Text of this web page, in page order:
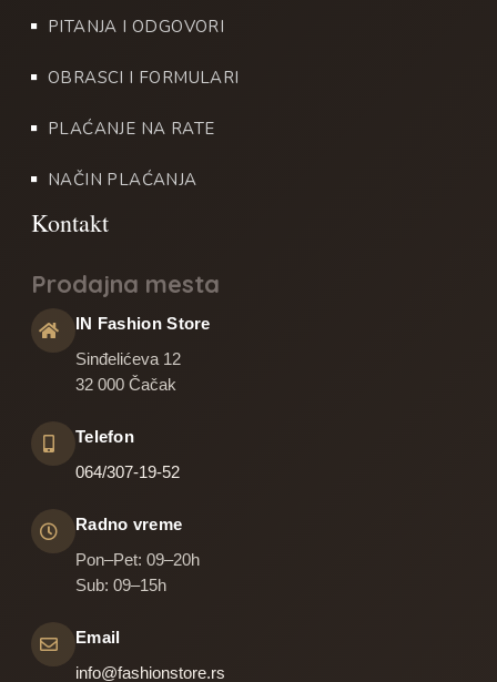
PITANJA I ODGOVORI
OBRASCI I FORMULARI
PLAĆANJE NA RATE
NAČIN PLAĆANJA
Prodajna mesta
IN Fashion Store
Sinđelićeva 12
32 000 Čačak
Telefon
064/307-19-52
Radno vreme
Pon–Pet: 09–20h
Sub: 09–15h
Email
info@fashionstore.rs